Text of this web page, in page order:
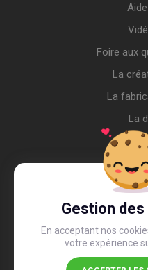
Gestion
En acceptant nos
votre expérience
Foire aux
La
La
La